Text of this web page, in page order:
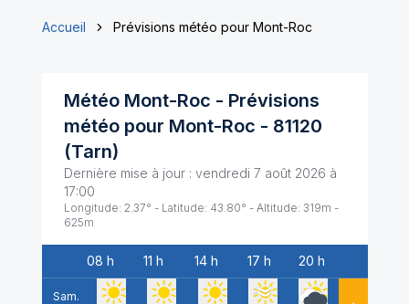
Accueil Prévisions météo pour Mont-Roc
Météo Mont-Roc - Prévisions
météo pour Mont-Roc - 81120
(Tarn)
Dernière mise à jour : vendredi 7 août 2026 à
17:00
Longitude: 2.37° - Latitude: 43.80° - Altitude: 319m -
625m
Date
08 h 11 h 14 h 17 h 20 h
Sam.